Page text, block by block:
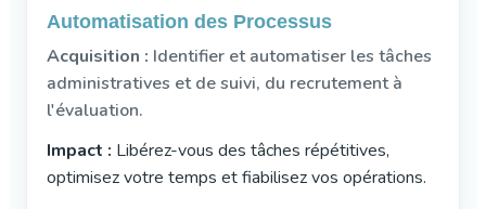
Automatisation des Processus
Acquisition : Identifier et automatiser les tâches
administratives et de suivi, du recrutement à
l'évaluation.
Impact : Libérez-vous des tâches répétitives,
optimisez votre temps et fiabilisez vos opérations.